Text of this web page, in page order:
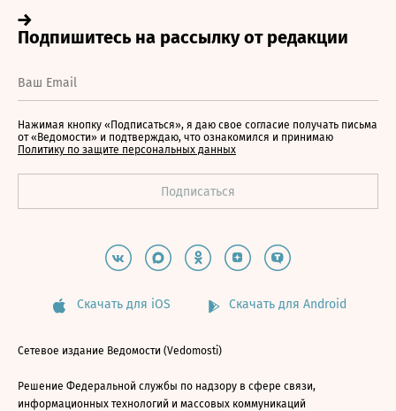
Нажимая кнопку «Подписаться», я даю свое согласие получать письма
от «Ведомости» и подтверждаю, что ознакомился и принимаю
Политику по защите персональных данных
Скачать для iOS Скачать для Android
Сетевое издание Ведомости (Vedomosti)
Решение Федеральной службы по надзору в сфере связи,
информационных технологий и массовых коммуникаций